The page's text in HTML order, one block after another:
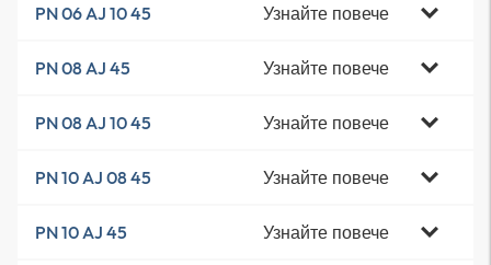
PN 06 AJ 10 45 Узнайте повече
PN 08 AJ 45 Узнайте повече
PN 08 AJ 10 45 Узнайте повече
PN 10 AJ 08 45 Узнайте повече
PN 10 AJ 45 Узнайте повече